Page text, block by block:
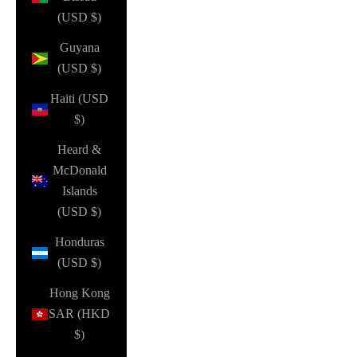
(USD $)
Guyana
(USD $)
Haiti (USD
$)
Heard &
McDonald
Islands
(USD $)
Honduras
(USD $)
Hong Kong
SAR (HKD
$)